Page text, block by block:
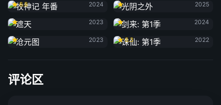
8.8
2024
2025
遮天
2023
剑来: 第1季
2024
沧元图
2023
诛仙: 第1季
8.3
2022
评论区